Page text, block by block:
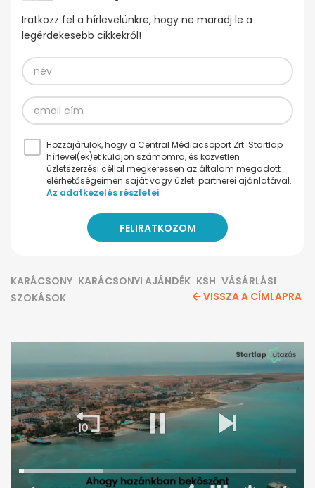
Iratkozz fel a hírlevelünkre, hogy ne maradj le a
legérdekesebb cikkekről!
Hozzájárulok, hogy a Central Médiacsoport Zrt. Startlap
hírlevel(ek)et küldjön számomra, és közvetlen
üzletszerzési céllal megkeressen az általam megadott
elérhetőségeimen saját vagy üzleti partnerei ajánlatával.
Az adatkezelés részletei
KARÁCSONY KARÁCSONYI AJÁNDÉK KSH VÁSÁRLÁSI
SZOKÁSOK
VISSZA A CÍMLAPRA